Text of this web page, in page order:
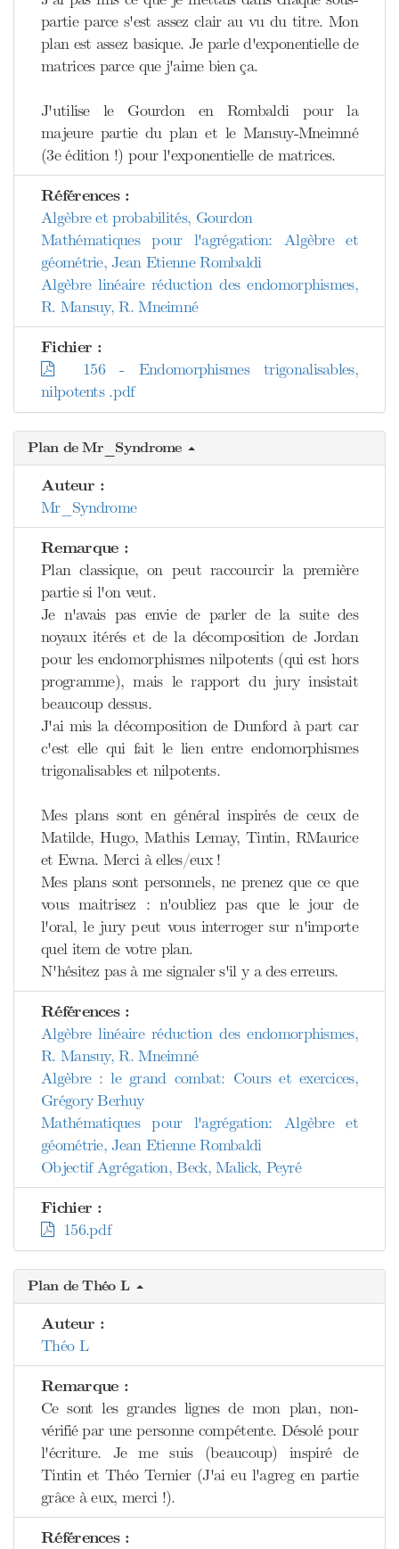
partie parce s'est assez clair au vu du titre. Mon
plan est assez basique. Je parle d'exponentielle de
matrices parce que j'aime bien ça.
J'utilise le Gourdon en Rombaldi pour la
majeure partie du plan et le Mansuy-Mneimné
(3e édition !) pour l'exponentielle de matrices.
Références :
Algèbre et probabilités, Gourdon
Mathématiques pour l'agrégation: Algèbre et
géométrie, Jean Etienne Rombaldi
Algèbre linéaire réduction des endomorphismes,
R. Mansuy, R. Mneimné
Fichier :
156 - Endomorphismes trigonalisables,
nilpotents .pdf
Plan de Mr_Syndrome
Auteur :
Mr_Syndrome
Remarque :
Plan classique, on peut raccourcir la première
partie si l'on veut.
Je n'avais pas envie de parler de la suite des
noyaux itérés et de la décomposition de Jordan
pour les endomorphismes nilpotents (qui est hors
programme), mais le rapport du jury insistait
beaucoup dessus.
J'ai mis la décomposition de Dunford à part car
c'est elle qui fait le lien entre endomorphismes
trigonalisables et nilpotents.
Mes plans sont en général inspirés de ceux de
Matilde, Hugo, Mathis Lemay, Tintin, RMaurice
et Ewna. Merci à elles/eux !
Mes plans sont personnels, ne prenez que ce que
vous maitrisez : n'oubliez pas que le jour de
l'oral, le jury peut vous interroger sur n'importe
quel item de votre plan.
N'hésitez pas à me signaler s'il y a des erreurs.
Références :
Algèbre linéaire réduction des endomorphismes,
R. Mansuy, R. Mneimné
Algèbre : le grand combat: Cours et exercices,
Grégory Berhuy
Mathématiques pour l'agrégation: Algèbre et
géométrie, Jean Etienne Rombaldi
Objectif Agrégation, Beck, Malick, Peyré
Fichier :
156.pdf
Plan de Théo L
Auteur :
Théo L
Remarque :
Ce sont les grandes lignes de mon plan, non-
vérifié par une personne compétente. Désolé pour
l'écriture. Je me suis (beaucoup) inspiré de
Tintin et Théo Ternier (J'ai eu l'agreg en partie
grâce à eux, merci !).
Références :